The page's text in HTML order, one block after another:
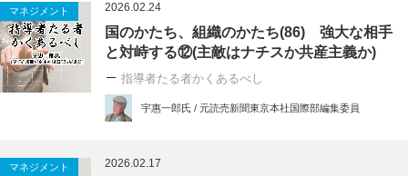
マネジメント 2026.02.24
国のかたち、組織のかたち(86) 強大な相手
と対峙する⑫(主敵はナチスか共産主義か)
指導者たる者かくあるべし
宇惠一郎氏 / 元読売新聞東京本社国際部編集委員
マネジメント 2026.02.17